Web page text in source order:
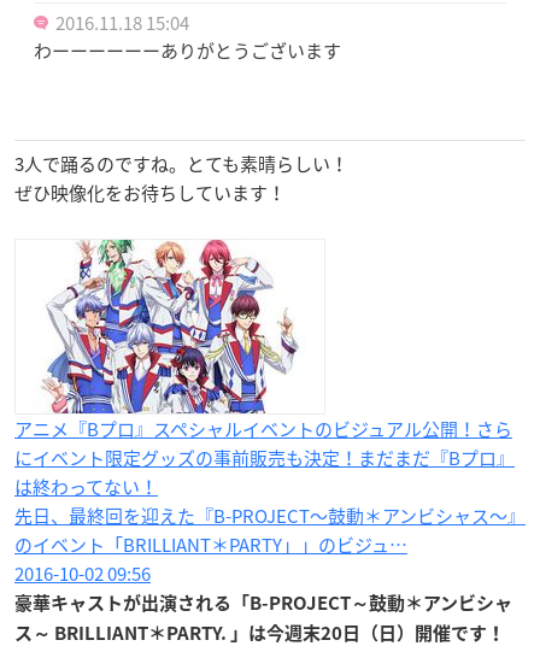
2016.11.18 15:04
わーーーーーーありがとうございます
3人で踊るのですね。とても素晴らしい！
ぜひ映像化をお待ちしています！
アニメ『Bプロ』スペシャルイベントのビジュアル公開！さら
にイベント限定グッズの事前販売も決定！まだまだ『Bプロ』
は終わってない！
先日、最終回を迎えた『B-PROJECT～鼓動＊アンビシャス～』
のイベント「BRILLIANT＊PARTY」」のビジュ…
2016-10-02 09:56
豪華キャストが出演される「B-PROJECT～鼓動＊アンビシャ
ス～ BRILLIANT＊PARTY. 」は今週末20日（日）開催です！